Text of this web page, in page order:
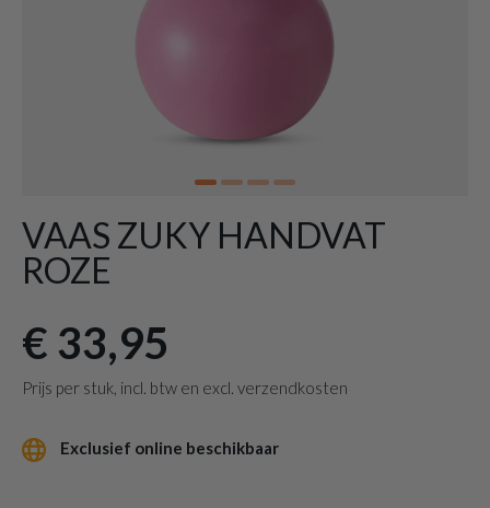
VAAS ZUKY HANDVAT
ROZE
€ 33,95
Prijs per stuk, incl. btw en excl. verzendkosten
Exclusief online beschikbaar